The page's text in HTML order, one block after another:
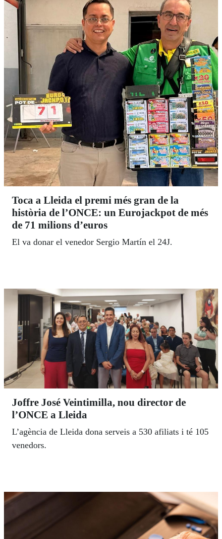
Toca a Lleida el premi més gran de la
història de l’ONCE: un Eurojackpot de més
de 71 milions d’euros
El va donar el venedor Sergio Martín el 24J.
Joffre José Veintimilla, nou director de
l’ONCE a Lleida
L’agència de Lleida dona serveis a 530 afiliats i té 105
venedors.